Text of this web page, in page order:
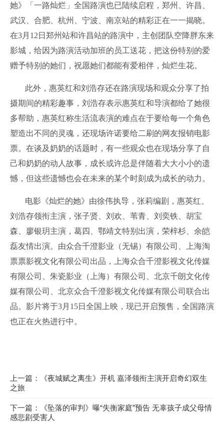
她》「一路灿烂」全国路演也已陆续启程，郑州、许昌、
武汉、合肥、杭州、宁波、南京站的精彩正在一一揭晓。
在3月12日郑州站和许昌站的路演中，主创团队空降胖东来
影城，给因为路演活动加班的员工送花，把这份特别的爱
赠予特别的她们，祝愿她们都能有爱相伴，灿烂生花。
此外，惠英红和刘浩存还在路演现场和观众分享了拍
摄期间的精彩趣事，刘浩存表示惠英红和导演都给了她很
多帮助，惠英红称生活流表演的难点在于要给每一个角色
塑造出不同的灵魂，还现场许诺要给二刷的网友报销电影
票。在谈及奶奶的话题时，有一些观众也在现场分享了自
己和奶奶的动人故事，成长或许总是伴随着大大小小的遗
憾，但这些遗憾也会在未来的某个时刻成为成长的动力。
电影《灿烂的她》由徐伟执导，张莉编剧，惠英红、
刘浩存领衔主演，张子贤、刘欢、苇青、刘奕铁、胡宝
森、廖银玥主演，葛四、鄂靖文特别出演，荣梓杉、余皑
磊友情出演。由众合千澄影业（无锡）有限公司、上海淘
票票影视文化有限公司出品，上海众合千澄影视文化传媒
有限公司、朱瓷影业（上海）有限公司、北京千朗文化传
媒有限公司、北京众合千澄影视文化传媒有限公司联合出
品。影片将于3月15日全国上映，现已开启预售，全国路演
也正在火热进行中。
上一篇：《夜城赋之离生》开机 嘉泽领衔主演开启奇幻双生
之旅
下一篇：《坠落的审判》曝“失衡家庭”预告 无辜孩子成父母情
感悲剧受害人